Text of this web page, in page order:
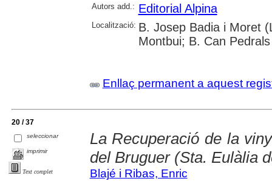
Autors add.: Editorial Alpina
Localització: B. Josep Badia i Moret
Montbui; B. Can
Enllaç permanent a aquest
20 / 37
seleccionar
imprimir
Text complet
La Recuperació de la
del Bruguer (Sta. Eulàlia
Blajé i Ribas, Enric